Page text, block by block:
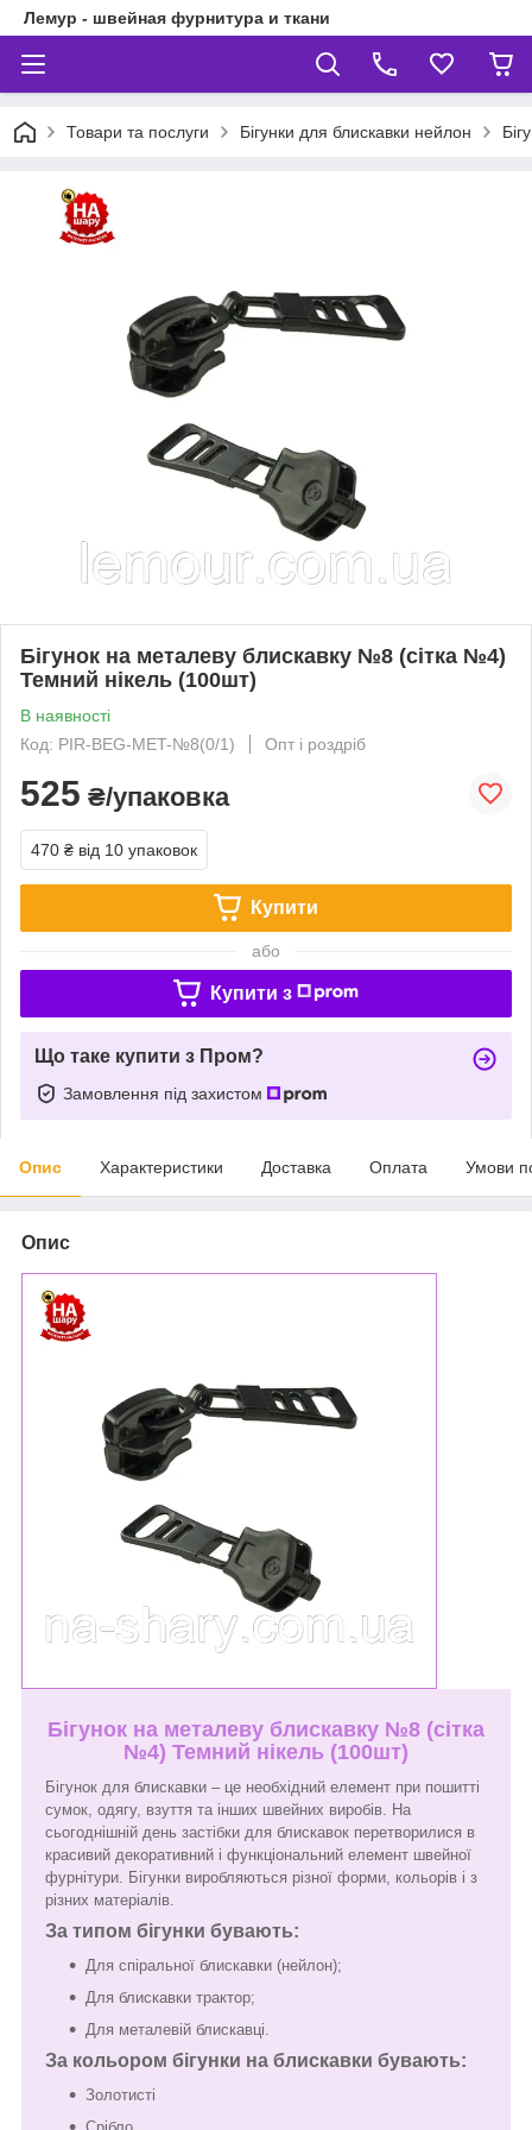
Лемур - швейная фурнитура и ткани
Товари та послуги Бігунки для блискавки нейлон
Бігунок на металеву блискавку №8 (сітка №4)
Темний нікель (100шт)
В наявності
Код: PIR-BEG-MET-№8(0/1)
Опт і роздріб
525 ₴/упаковка
470 ₴ від 10 упаковок
Купити
або
Купити з
Що таке купити з Пром?
Замовлення під захистом
Опис Характеристики Доставка Оплата Умови
Опис
Бігунок на металеву блискавку №8 (сітка
№4) Темний нікель (100шт)
Бігунок для блискавки – це необхідний елемент при пошитті
сумок, одягу, взуття та інших швейних виробів. На
сьогоднішній день застібки для блискавок перетворилися в
красивий декоративний і функціональний елемент швейної
фурнітури. Бігунки виробляються різної форми, кольорів і з
різних матеріалів.
За типом бігунки бувають:
Для спіральної блискавки (нейлон);
Для блискавки трактор;
Для металевій блискавці.
За кольором бігунки на блискавки бувають:
Золотисті